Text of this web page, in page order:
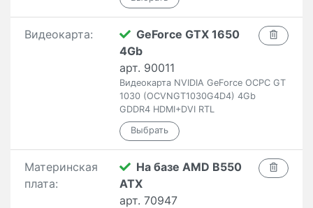
Видеокарта:
GeForce GTX 1650
4Gb
арт. 90011
Видеокарта NVIDIA GeForce OCPC GT
1030 (OCVNGT1030G4D4) 4Gb
GDDR4 HDMI+DVI RTL
Материнская
плата:
На базе AMD B550
ATX
арт. 70947